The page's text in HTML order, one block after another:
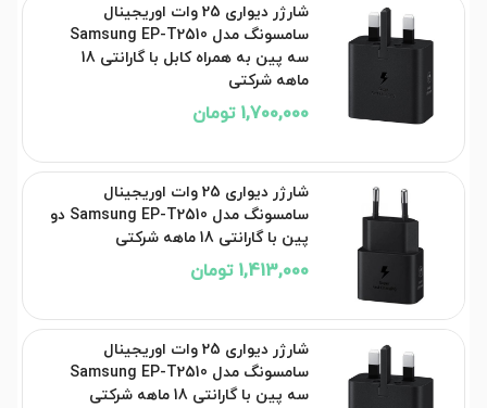
شارژر دیواری 25 وات اوریجینال
سامسونگ مدل Samsung EP-T2510
سه پین به همراه کابل با گارانتی 18
ماهه شرکتی
1,700,000 تومان
شارژر دیواری 25 وات اوریجینال
سامسونگ مدل Samsung EP-T2510 دو
پین با گارانتی 18 ماهه شرکتی
1,413,000 تومان
شارژر دیواری 25 وات اوریجینال
سامسونگ مدل Samsung EP-T2510
سه پین با گارانتی 18 ماهه شرکتی